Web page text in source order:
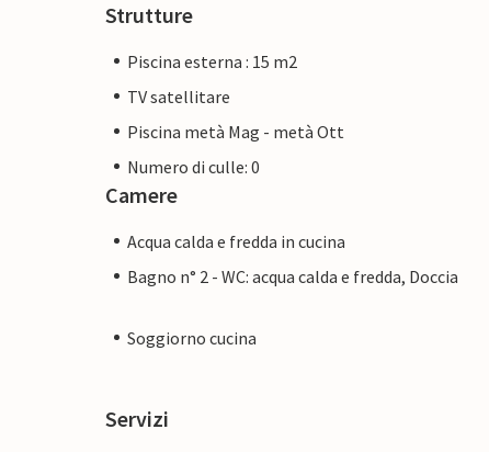
Strutture
Piscina esterna : 15 m2
TV satellitare
Piscina metà Mag - metà Ott
Numero di culle: 0
Camere
Acqua calda e fredda in cucina
Bagno n° 2 - WC: acqua calda e fredda, Doccia
Soggiorno cucina
Servizi